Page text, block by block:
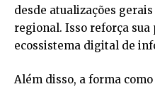
desde atualizações
regional. Isso reforça sua
ecossistema digital de
Além disso, a forma